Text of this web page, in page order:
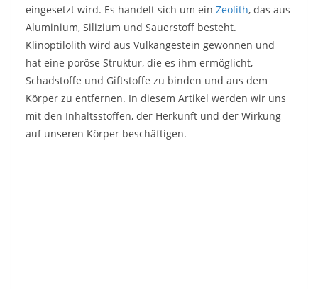
eingesetzt wird. Es handelt sich um ein Zeolith, das aus
Aluminium, Silizium und Sauerstoff besteht.
Klinoptilolith wird aus Vulkangestein gewonnen und
hat eine poröse Struktur, die es ihm ermöglicht,
Schadstoffe und Giftstoffe zu binden und aus dem
Körper zu entfernen. In diesem Artikel werden wir uns
mit den Inhaltsstoffen, der Herkunft und der Wirkung
auf unseren Körper beschäftigen.